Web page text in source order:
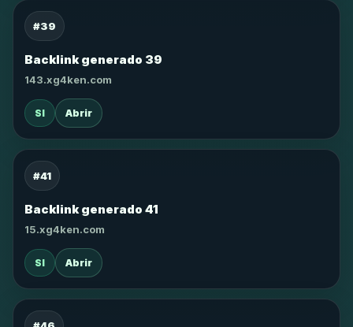
#39
Backlink generado 39
143.xg4ken.com
SI Abrir
#41
Backlink generado 41
15.xg4ken.com
SI Abrir